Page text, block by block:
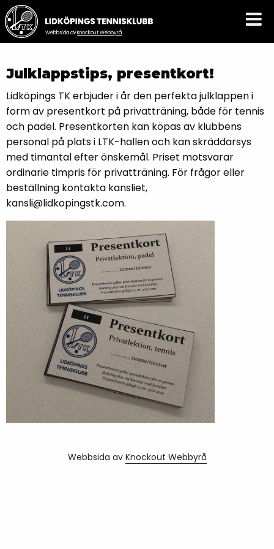
Webbsida avKnockout Webbyrå
Julklappstips, presentkort!
Lidköpings TK erbjuder i år den perfekta julklappen i
form av presentkort på privatträning, både för tennis
och padel. Presentkorten kan köpas av klubbens
personal på plats i LTK-hallen och kan skräddarsys
med timantal efter önskemål. Priset motsvarar
ordinarie timpris för privatträning. För frågor eller
beställning kontakta kansliet,
kansli@lidkopingstk.com.
Webbsida av Knockout Webbyrå